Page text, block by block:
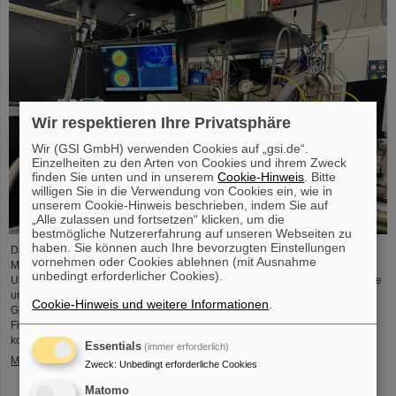
Das Projekt „Innovationspartnerschaft für Hochfluss-EUV-Strahlquellen in
Metrologie und Bildgebung (InnoEUV)” entwickelt lasergetriebene Extreme-
Ultraviolett-(EUV)-Strahlquellen gezielt weiter für Anwendungen in Metrologie
und Bildgebung. Die Kooperation von Helmholtz Institut Jena (HI-Jena) und
GSI Helmholtzzentrum für Schwerionenforschung in Darmstadt mit der Active
Fiber Systems GmbH (AFS) soll die Überführung in anwendungsnahe und
kommerzielle Anwendungen beschleunigen.
Mehr »
Wir respektieren Ihre Privatsphäre
Wir (GSI GmbH) verwenden Cookies auf „gsi.de“.
Einzelheiten zu den Arten von Cookies und ihrem Zweck
finden Sie unten und in unseremCookie-Hinweis . Bitte
willigen Sie in die Verwendung von Cookies ein, wie in
unserem Cookie-Hinweis beschrieben, indem Sie auf
„Alle zulassen und fortsetzen“ klicken, um die
bestmögliche Nutzererfahrung auf unseren Webseiten zu
haben. Sie können auch Ihre bevorzugten Einstellungen
vornehmen oder Cookies ablehnen (mit Ausnahme
unbedingt erforderlicher Cookies).
Cookie-Hinweis und weitere Informationen
Essentials (immer erforderlich)
Zweck: Unbedingt erforderliche Cookies
Matomo